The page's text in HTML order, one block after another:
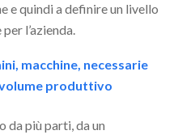
e quindi a definire un livello
l’azienda.
macchine, necessarie
produttivo
più parti, da un